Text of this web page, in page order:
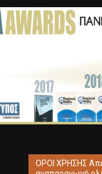
ΟΡΟΙ ΧΡΗΣΗΣ